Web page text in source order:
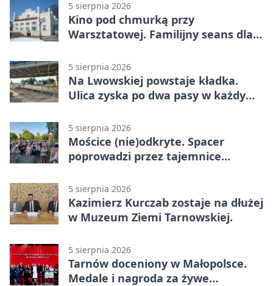
5 sierpnia 2026
Kino pod chmurką przy
Warsztatowej. Familijny seans dla
5 sierpnia 2026
Na Lwowskiej powstaje kładka.
Ulica zyska po dwa pasy w każdym
5 sierpnia 2026
Mościce (nie)odkryte. Spacer
poprowadzi przez tajemnice
5 sierpnia 2026
Kazimierz Kurczab zostaje na dłużej
w Muzeum Ziemi Tarnowskiej.
5 sierpnia 2026
Tarnów doceniony w Małopolsce.
Medale i nagroda za żywe